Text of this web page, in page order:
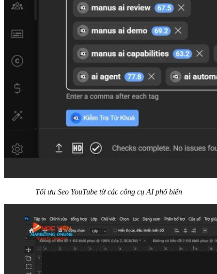
Tối ưu Seo YouTube từ các công cụ AI phổ biến